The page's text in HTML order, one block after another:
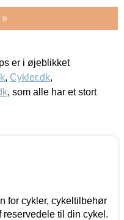
»
er i øjeblikket
, Cykler.dk,
, som alle har et stort
for cykler, cykeltilbehør
reservedele til din cykel.